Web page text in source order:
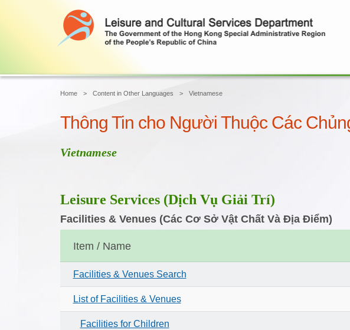
Home Content in Other Languages Vietnamese
Thông Tin cho Người Thuộc Các
Vietnamese
Leisure Services (Dịch Vụ Giải Trí)
Facilities & Venues (Các Cơ Sở Vật Chất Và Địa Điểm)
Item / Name
Facilities & Venues Search
List of Facilities & Venues
Facilities for Children